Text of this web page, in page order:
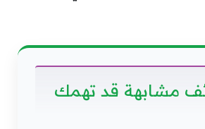
مشابهة قد تهمك